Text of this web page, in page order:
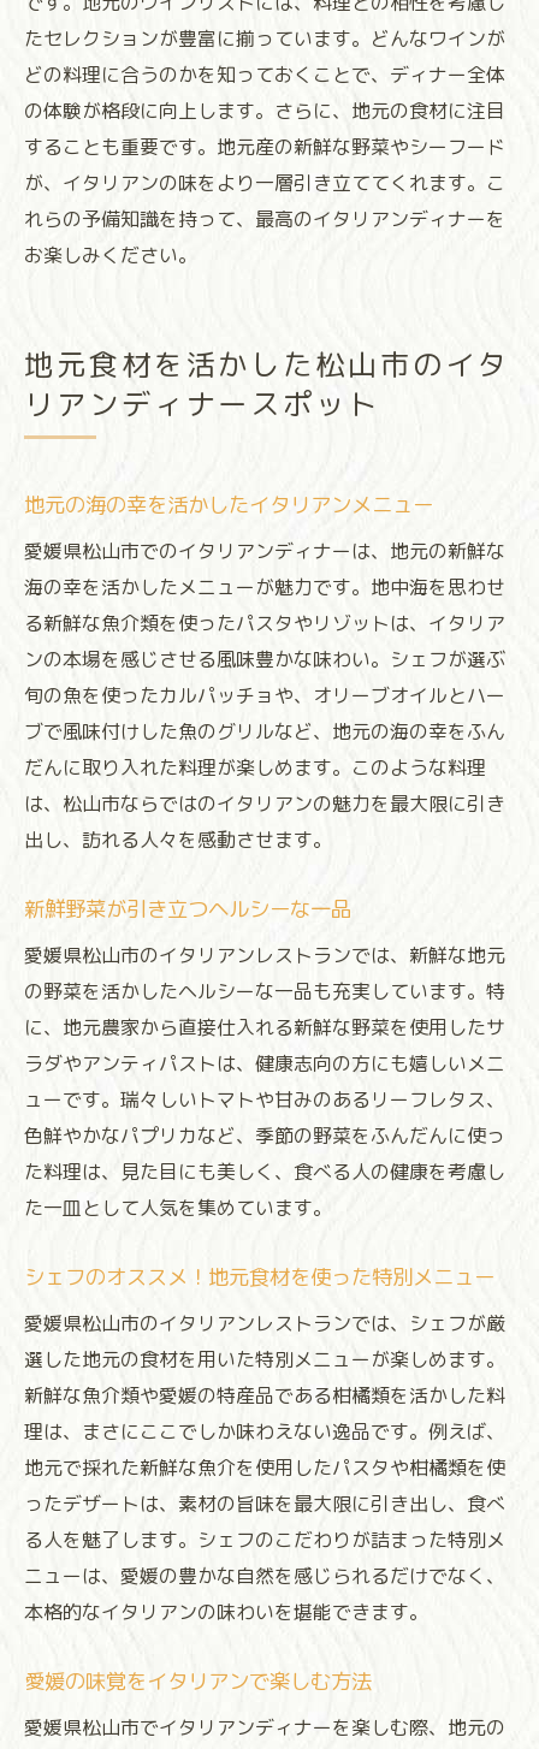
たセレクションが豊富に揃っています。どんなワインが
どの料理に合うのかを知っておくことで、ディナー全体
の体験が格段に向上します。さらに、地元の食材に注目
することも重要です。地元産の新鮮な野菜やシーフード
が、イタリアンの味をより一層引き立ててくれます。こ
れらの予備知識を持って、最高のイタリアンディナーを
お楽しみください。
地元食材を活かした松山市のイタ
リアンディナースポット
地元の海の幸を活かしたイタリアンメニュー
愛媛県松山市でのイタリアンディナーは、地元の新鮮な
海の幸を活かしたメニューが魅力です。地中海を思わせ
る新鮮な魚介類を使ったパスタやリゾットは、イタリア
ンの本場を感じさせる風味豊かな味わい。シェフが選ぶ
旬の魚を使ったカルパッチョや、オリーブオイルとハー
ブで風味付けした魚のグリルなど、地元の海の幸をふん
だんに取り入れた料理が楽しめます。このような料理
は、松山市ならではのイタリアンの魅力を最大限に引き
出し、訪れる人々を感動させます。
新鮮野菜が引き立つヘルシーな一品
愛媛県松山市のイタリアンレストランでは、新鮮な地元
の野菜を活かしたヘルシーな一品も充実しています。特
に、地元農家から直接仕入れる新鮮な野菜を使用したサ
ラダやアンティパストは、健康志向の方にも嬉しいメニ
ューです。瑞々しいトマトや甘みのあるリーフレタス、
色鮮やかなパプリカなど、季節の野菜をふんだんに使っ
た料理は、見た目にも美しく、食べる人の健康を考慮し
た一皿として人気を集めています。
シェフのオススメ！地元食材を使った特別メニュー
愛媛県松山市のイタリアンレストランでは、シェフが厳
選した地元の食材を用いた特別メニューが楽しめます。
新鮮な魚介類や愛媛の特産品である柑橘類を活かした料
理は、まさにここでしか味わえない逸品です。例えば、
地元で採れた新鮮な魚介を使用したパスタや柑橘類を使
ったデザートは、素材の旨味を最大限に引き出し、食べ
る人を魅了します。シェフのこだわりが詰まった特別メ
ニューは、愛媛の豊かな自然を感じられるだけでなく、
本格的なイタリアンの味わいを堪能できます。
愛媛の味覚をイタリアンで楽しむ方法
愛媛県松山市でイタリアンディナーを楽しむ際、地元の